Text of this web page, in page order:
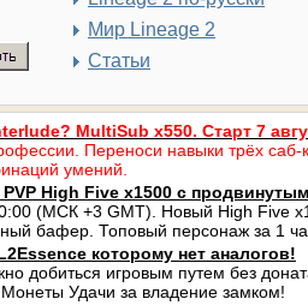
Мир Lineage 2
Статьи
MultiSub x550. Старт 7
Переноси навыки трёх саб-
умений.
High Five x1500 с
(МСК +3 GMT). Новый High Five
бафер. Топовый персонаж за 1
которому нет аналогов!
добиться игровым путем без
Удачи за владение замком!